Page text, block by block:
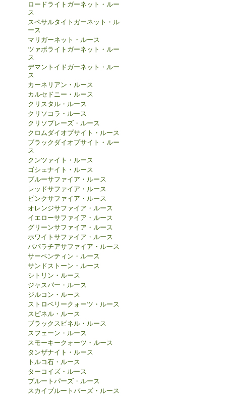
ロードライトガーネット・ルー
ス
スペサルタイトガーネット・ル
ース
マリガーネット・ルース
ツァボライトガーネット・ルー
ス
デマントイドガーネット・ルー
ス
カーネリアン・ルース
カルセドニー・ルース
クリスタル・ルース
クリソコラ・ルース
クリソプレーズ・ルース
クロムダイオプサイト・ルース
ブラックダイオプサイト・ルー
ス
クンツァイト・ルース
ゴシェナイト・ルース
ブルーサファイア・ルース
レッドサファイア・ルース
ピンクサファイア・ルース
オレンジサファイア・ルース
イエローサファイア・ルース
グリーンサファイア・ルース
ホワイトサファイア・ルース
パパラチアサファイア・ルース
サーペンティン・ルース
サンドストーン・ルース
シトリン・ルース
ジャスパー・ルース
ジルコン・ルース
ストロベリークォーツ・ルース
スピネル・ルース
ブラックスピネル・ルース
スフェーン・ルース
スモーキークォーツ・ルース
タンザナイト・ルース
トルコ石・ルース
ターコイズ・ルース
ブルートパーズ・ルース
スカイブルートパーズ・ルース